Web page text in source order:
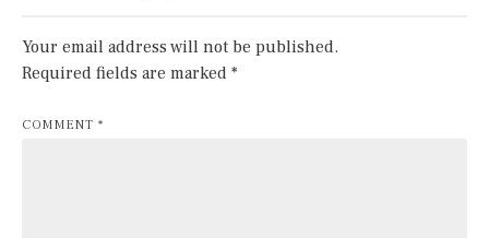
Your email address will not be published.
Required fields are marked *
COMMENT *